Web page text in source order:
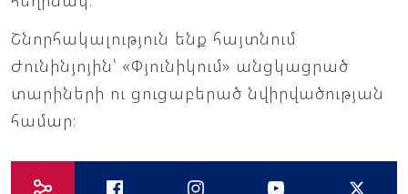
Շնորհակալություն ենք հայտնում
Ժունինյոյին՝ «Փյունիկում» անցկացրած
տարիների ու ցուցաբերած նվիրվածության
համար։